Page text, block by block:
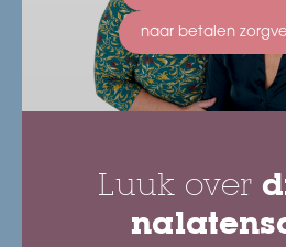
naar betalen
Luuk over